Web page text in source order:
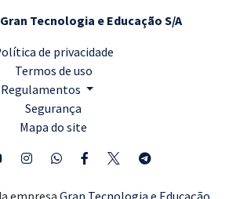
Tecnologia e Educação S/A
de privacidade
Termos de uso
Regulamentos
Segurança
Mapa do site
empresa Gran Tecnologia e Educação